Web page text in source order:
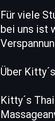
Für viele
bei uns ist
Über
Kitty´s